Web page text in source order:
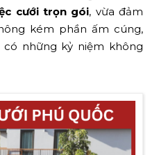
Resort (Nguồn: